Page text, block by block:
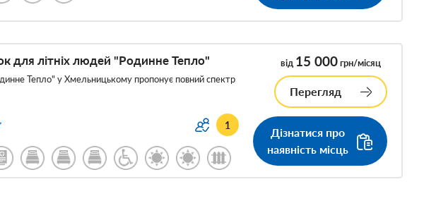
для літніх людей "Родинне Тепло"
Тепло" у Хмельницькому пропонує повний спектр
1
від 15 000грн/місяц
Перегляд
Дізнатися про
наявність місць